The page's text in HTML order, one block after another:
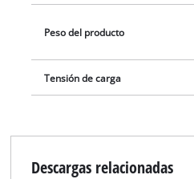
Peso del producto
Tensión de carga
Descargas relacionadas